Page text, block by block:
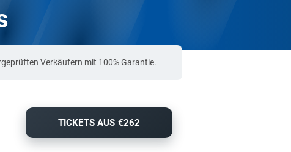
Verkäufern mit 100% Garantie.
TICKETS AUS €262